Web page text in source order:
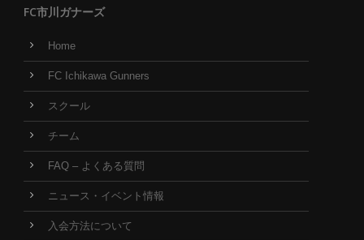
FC市川ガナーズ
Home
FC Ichikawa Gunners
スクール
チーム
FAQ – よくある質問
ニュース・イベント情報
入会方法について